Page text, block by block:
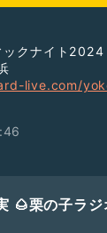
ックナイト2024
live.com/
Vol.14✨
Special✨
🌰栗の子ラジ